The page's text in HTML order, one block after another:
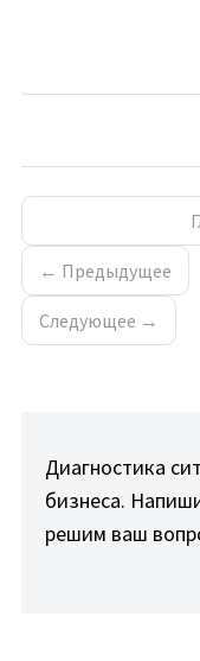
← Предыдущее
Следующее →
Диагностика
бизнеса.
решим ваш